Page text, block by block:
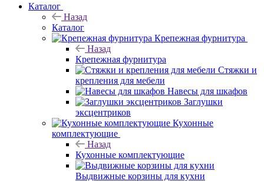
Каталог
Назад
Каталог
Крепежная фурнитура
Назад
Крепежная фурнитура
Стяжки и
крепления для мебели
Навесы для шкафов
Заглушки
эксцентриков
Кухонные
комплектующие
Назад
Кухонные комплектующие
Выдвижные корзины для кухни